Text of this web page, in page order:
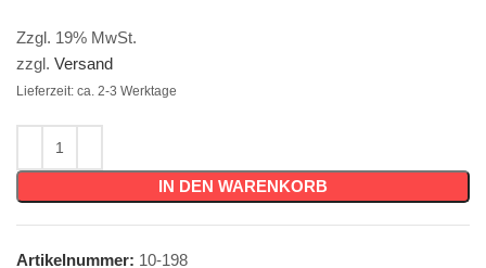
Zzgl. 19% MwSt.
zzgl. Versand
Lieferzeit: ca. 2-3 Werktage
IN DEN WARENKORB
Artikelnummer: 10-198